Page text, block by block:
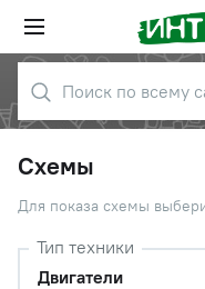
Схемы
Для показа схемы
Тип техники
Двигатели